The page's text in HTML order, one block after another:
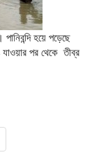
হয়ে পড়েছে
যাওয়ার পর থেকে তীব্র